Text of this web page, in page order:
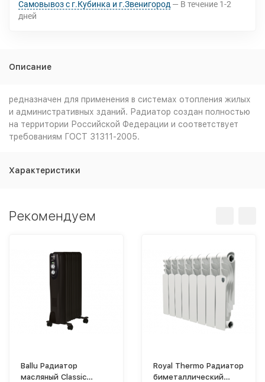
Самовывоз с г.Кубинка и г.Звенигород В течение 1-2
дней
Описание
редназначен для применения в системах отопления жилых
и административных зданий. Радиатор создан полностью
на территории Российской Федерации и соответствует
требованиям ГОСТ 31311-2005.
Характеристики
Рекомендуем
Ballu Радиатор
масляный Classic
Royal Thermo Радиатор
биметаллический